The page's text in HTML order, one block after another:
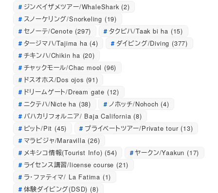
ジンベイザメツアー/WhaleShark(2)
スノーケリング/Snorkeling (19)
セノーテ/Cenote (297) タクビハ/Taak bi ha (15)
タージマハ/Tajima ha (4) ダイビング/Diving (377)
チキンハ/Chikin ha (20)
チャックモール/Chac mool (96)
ドスオホス/Dos ojos (91)
ドリームゲート/Dream gate (12)
ニクテハ/Nicte ha (38) ノホッチ/Nohoch (4)
バハカリフォルニア/ Baja California (8)
ピット/Pit (45) プライベートツアー/Private tour (13)
マラビジャ/Maravilla (26)
メキシコ情報(Tourist Info) (54) ヤークン/Yaakun (17)
ライセンス講習/license course (21)
ラ・ファティマ/ La Fatima (1)
体験ダイビング(DSD) (8)